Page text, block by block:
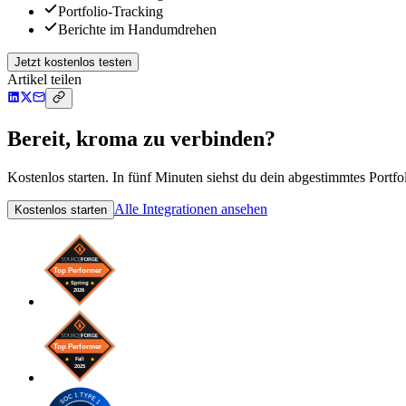
Portfolio-Tracking
Berichte im Handumdrehen
Jetzt kostenlos testen
Artikel teilen
Bereit, kroma zu verbinden?
Kostenlos starten. In fünf Minuten siehst du dein abgestimmtes
Kostenlos starten Alle Integrationen ansehen